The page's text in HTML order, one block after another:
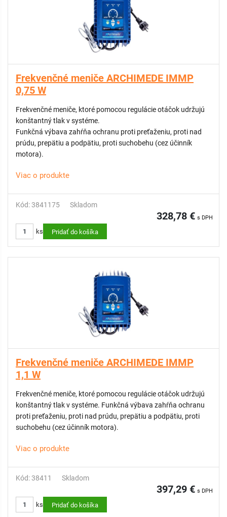
Frekvenčné meniče ARCHIMEDE IMMP
0,75 W
Frekvenčné meniče, ktoré pomocou regulácie otáčok udržujú
konštantný tlak v systéme.
Funkčná výbava zahŕňa ochranu proti preťaženiu, proti nad
prúdu, prepätiu a podpätiu, proti suchobehu (cez účinník
motora).
Viac o produkte
Kód: 3841175 Skladom
328,78 € s DPH
ks Pridať do košíka
Frekvenčné meniče ARCHIMEDE IMMP
1,1 W
Frekvenčné meniče, ktoré pomocou regulácie otáčok udržujú
konštantný tlak v systéme. Funkčná výbava zahŕňa ochranu
proti preťaženiu, proti nad prúdu, prepätiu a podpätiu, proti
suchobehu (cez účinník motora).
Viac o produkte
Kód: 38411 Skladom
397,29 € s DPH
ks Pridať do košíka